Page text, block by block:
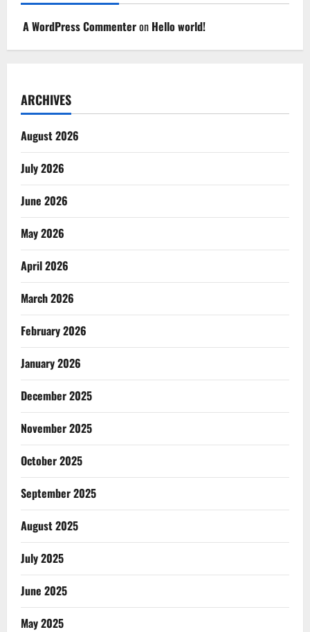
A WordPress Commenteron Hello world!
ARCHIVES
August 2026
July 2026
June 2026
May 2026
April 2026
March 2026
February 2026
January 2026
December 2025
November 2025
October 2025
September 2025
August 2025
July 2025
June 2025
May 2025